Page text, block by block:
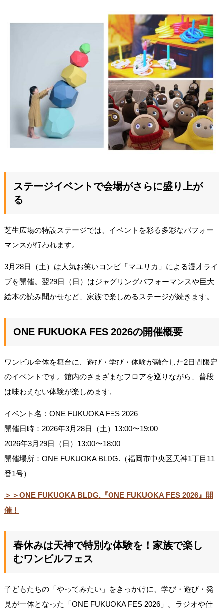
ステージイベントで会場がさらに盛り上が
る
芝生広場の特設ステージでは、イベントを彩る多彩なパフォー
マンスが行われます。
3月28日（土）は人気お笑いコンビ「マユリカ」による漫才ライ
ブを開催。翌29日（日）はジャグリングパフォーマンスや巨大
絵本の読み聞かせなど、家族で楽しめるステージが続きます。
ONE FUKUOKA FES 2026の開催概要
ワンビル全体を舞台に、遊び・学び・体験が融合した2日間限定
のイベントです。館内のさまざまなフロアを巡りながら、普段
は味わえない体験が楽しめます。
イベント名：ONE FUKUOKA FES 2026
開催日時：2026年3月28日（土）13:00〜19:00
2026年3月29日（日）13:00〜18:00
開催場所：ONE FUKUOKA BLDG.（福岡市中央区天神1丁目11
番1号）
＞＞ONE FUKUOKA BLDG.『ONE FUKUOKA FES 2026』開
催！
春休みは天神で特別な体験を！家族で楽し
むワンビルフェス
子どもたちの「やってみたい」をきっかけに、学び・遊び・発
見が一体となった「ONE FUKUOKA FES 2026」。ラジオや仕